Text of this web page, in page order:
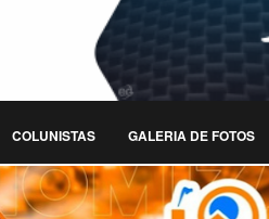
COLUNISTAS GALERIA DE FOTOS